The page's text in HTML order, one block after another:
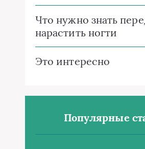
Что нужно знать
нарастить ногти
Это интересно
Популярные